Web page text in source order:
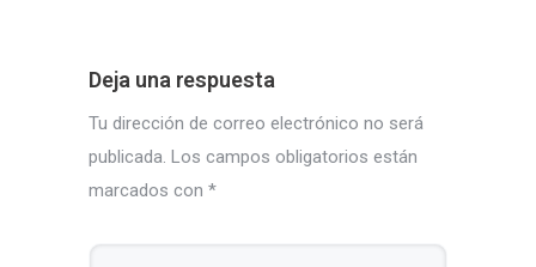
Deja una respuesta
Tu dirección de correo electrónico no será
publicada. Los campos obligatorios están
marcados con *